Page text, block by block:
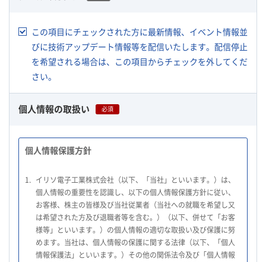
この項目にチェックされた方に最新情報、イベント情報並
びに技術アップデート情報等を配信いたします。配信停止
を希望される場合は、この項目からチェックを外してくだ
さい。
個人情報の取扱い 必須
個人情報保護方針
1. イリソ電子工業株式会社（以下、「当社」といいます。）は、
個人情報の重要性を認識し、以下の個人情報保護方針に従い、
お客様、株主の皆様及び当社従業者（当社への就職を希望し又
は希望された方及び退職者等を含む。）（以下、併せて「お客
様等」といいます。）の個人情報の適切な取扱い及び保護に努
めます。当社は、個人情報の保護に関する法律（以下、「個人
情報保護法」といいます。）その他の関係法令及び「個人情報